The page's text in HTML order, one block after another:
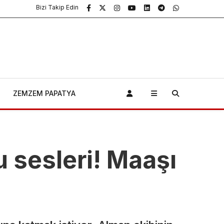
Bizi Takip Edin
ZEMZEM PAPATYA
sesleri! Maaşı